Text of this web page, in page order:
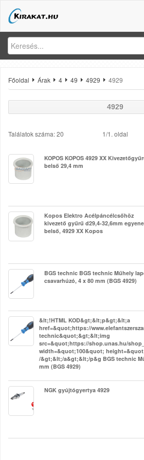
Főoldal Árak 4 49 4929 4929
4929
Találatok száma: 20 1/1. oldal
KOPOS KOPOS 4929 XX
belső 29,4 mm
Kopos Elektro Acélpáncélcsőhöz
kivezető gyűrű d29,4-32,6mm
belső, 4929 XX Kopos
BGS technic BGS technic Műhely
csavarhúzó, 4 x 80 mm (BGS 4929)
&lt;!HTML KOD&gt;&lt;p&gt;&lt;a
href=&quot;https://
technic&quot;&gt;&lt;img
src=&quot;https://shop.unas.hu/
width=&quot;100&quot;
/&gt;&lt;/a&gt;&lt;/p&g BGS technic
mm (BGS 4929)
NGK gyújtógyertya 4929